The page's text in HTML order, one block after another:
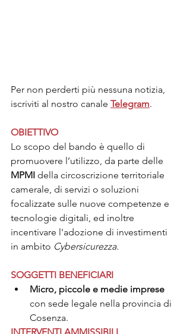
Per non perderti più nessuna notizia,
iscriviti al nostro canale Telegram.
OBIETTIVO
Lo scopo del bando è quello di
promuovere l’utilizzo, da parte delle
MPMI della circoscrizione territoriale
camerale, di servizi o soluzioni
focalizzate sulle nuove competenze e
tecnologie digitali, ed inoltre
incentivare l'adozione di investimenti
in ambito Cybersicurezza.
SOGGETTI BENEFICIARI
Micro, piccole e medie imprese
con sede legale nella provincia di
Cosenza.